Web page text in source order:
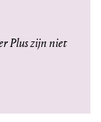
Plus zijn niet